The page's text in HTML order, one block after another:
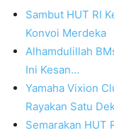
Sambut HUT RI
Konvoi Merdeka
Alhamdulillah
Ini Kesan…
Yamaha Vixion
Rayakan Satu
Semarakan HUT